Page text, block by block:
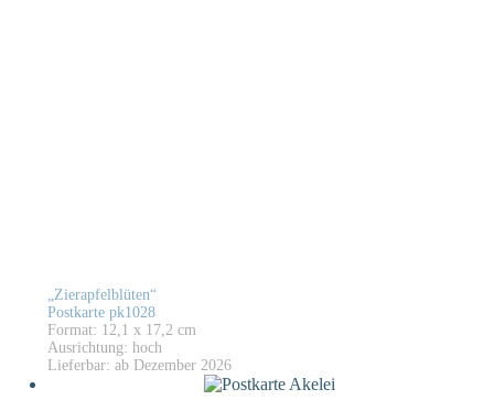
„Zierapfelblüten“
Postkarte pk1028
Format: 12,1 x 17,2 cm
Ausrichtung: hoch
Lieferbar: ab Dezember 2026